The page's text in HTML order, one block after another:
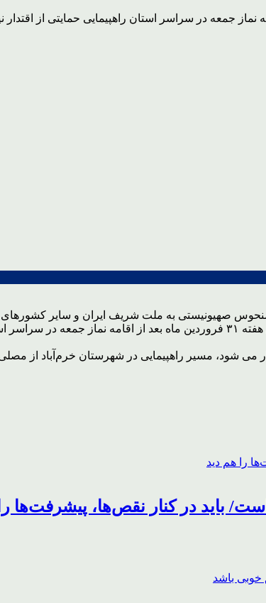
لرستان گفت: جمعه این هفته ۳۱ فروردین ماه بعد از اقامه نماز جمعه در سراسر استان
منحوس صهیونیستی به ملت شریف ایران و سایر
ایران اسلامی از مردم مظلوم و مقتدر غزه و همچنین به شکرانه عملیات غرور آفرین وعده صادق، جمعه این هفته
مسیر راهپیمایی در شهرستان خرم‌آباد از مصلی
باید در کنار نقص‌ها، پیشرفت‌ها